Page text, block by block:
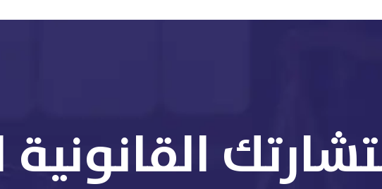
القانونية